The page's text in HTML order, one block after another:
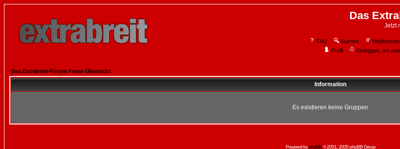
Das
Jetzt
FAQ Suchen
Profil
Einloggen, um
Das Extrabreit-Forum Foren-Übersicht
Information
Es existieren keine Gruppen
Powered byphpBB© 2001, 2005 phpBB Group